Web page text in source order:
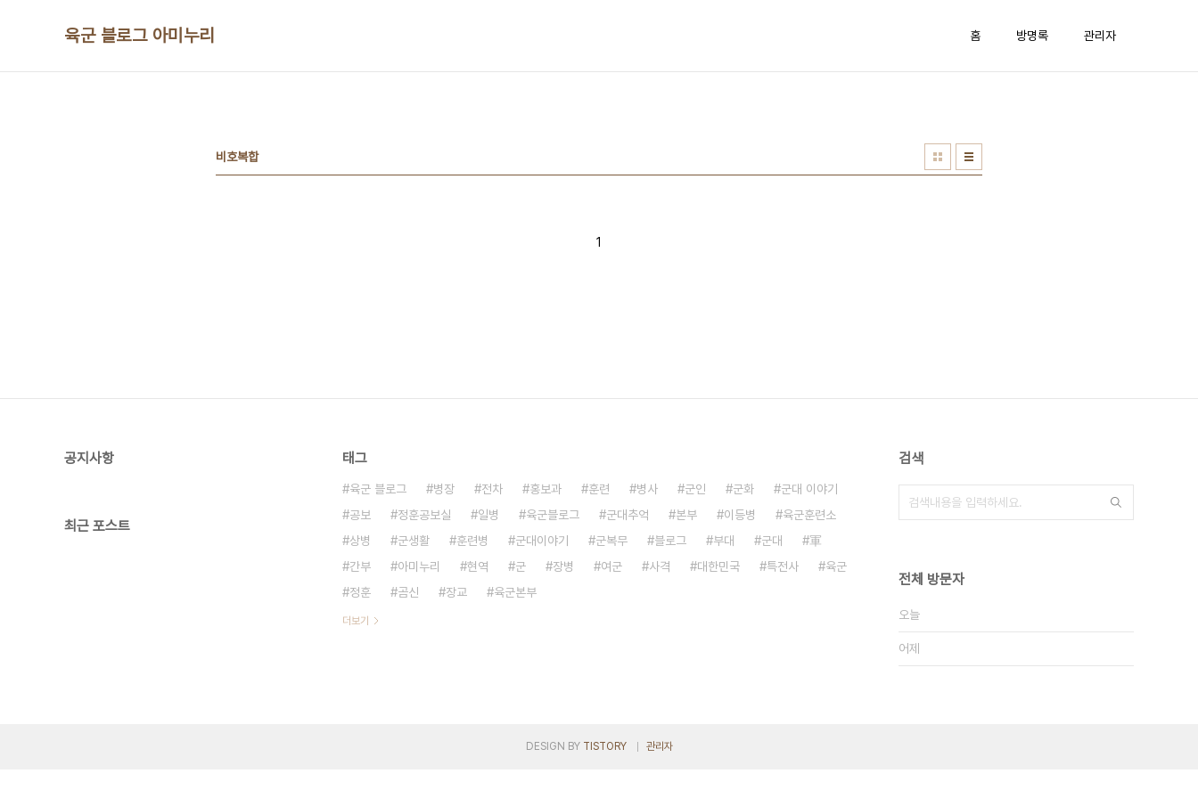
육군 블로그 아미누리 홈 방명록 관리자
비호복합
1
공지사항
최근 포스트
태그
육군 블로그 병장 전차 홍보과 훈련 병사 군인 군화
군대 이야기
공보
정훈공보실 일병 육군블로그 군대추억 본부 이등병
육군훈련소
상병
군생활 훈련병 군대이야기 군복무 블로그 부대 군대
軍
간부
아미누리 현역 군 장병 여군 사격 대한민국 특전사
육군
정훈
곰신 장교 육군본부
더보기
검색
전체 방문자
오늘
어제
DESIGN BY TISTORY 관리자